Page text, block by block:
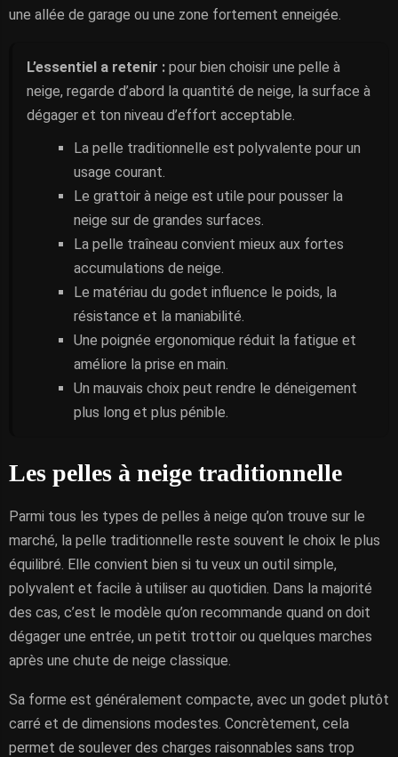
une allée de garage ou une zone fortement enneigée.
L’essentiel a retenir : pour bien choisir une pelle à
neige, regarde d’abord la quantité de neige, la surface à
dégager et ton niveau d’effort acceptable.
La pelle traditionnelle est polyvalente pour un
usage courant.
Le grattoir à neige est utile pour pousser la
neige sur de grandes surfaces.
La pelle traîneau convient mieux aux fortes
accumulations de neige.
Le matériau du godet influence le poids, la
résistance et la maniabilité.
Une poignée ergonomique réduit la fatigue et
améliore la prise en main.
Un mauvais choix peut rendre le déneigement
plus long et plus pénible.
Les pelles à neige traditionnelle
Parmi tous les types de pelles à neige qu’on trouve sur le
marché, la pelle traditionnelle reste souvent le choix le plus
équilibré. Elle convient bien si tu veux un outil simple,
polyvalent et facile à utiliser au quotidien. Dans la majorité
des cas, c’est le modèle qu’on recommande quand on doit
dégager une entrée, un petit trottoir ou quelques marches
après une chute de neige classique.
Sa forme est généralement compacte, avec un godet plutôt
carré et de dimensions modestes. Concrètement, cela
permet de soulever des charges raisonnables sans trop